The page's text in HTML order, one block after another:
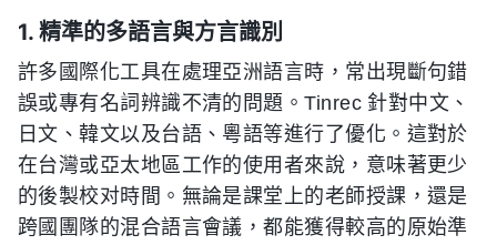
1. 精準的多語言與方言識別
許多國際化工具在處理亞洲語言時，常出現斷句錯
誤或專有名詞辨識不清的問題。Tinrec 針對中文、
日文、韓文以及台語、粵語等進行了優化。這對於
在台灣或亞太地區工作的使用者來說，意味著更少
的後製校对時間。無論是課堂上的老師授課，還是
跨國團隊的混合語言會議，都能獲得較高的原始準